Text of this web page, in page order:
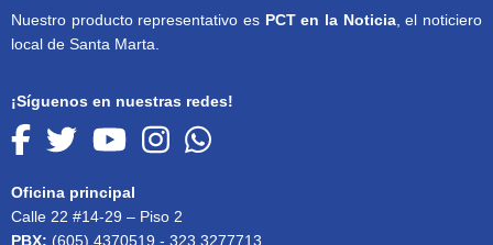
Nuestro producto representativo es PCT en la Noticia, el noticiero
local de Santa Marta.
¡Síguenos en nuestras redes!
Oficina principal
Calle 22 #14-29 – Piso 2
PBX: (605) 4370519 - 323 3277713